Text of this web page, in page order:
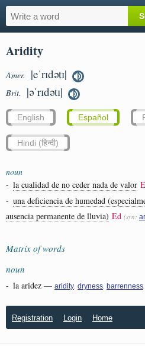
Aridity
Amer. |eˈrɪdətɪ|
Brit. |əˈrɪdətɪ|
English Español
Hindi (हिन्दी)
noun
- la cualidad de no ceder nada de valor
- una deficiencia de humedad
ausencia permanente de lluvia) Ed (syn:
Matrix of words
noun
- la aridez — aridity dryness barrenness
Registration Login Home